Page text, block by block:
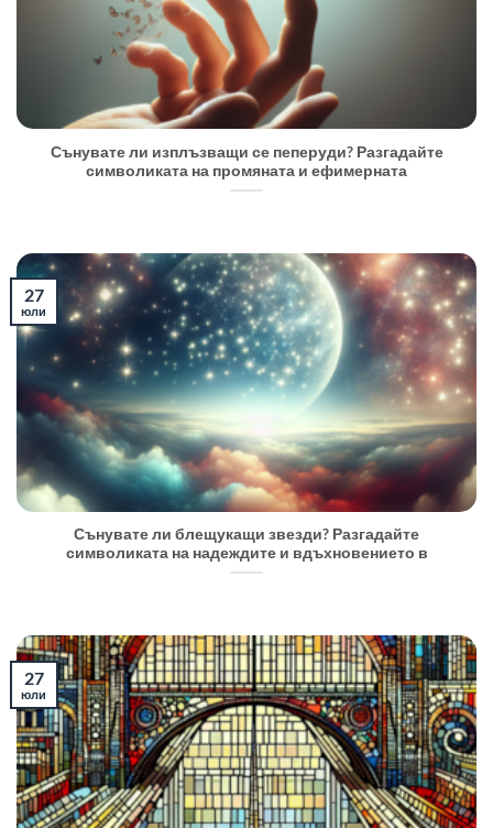
Сънувате ли изплъзващи се пеперуди? Разгадайте
символиката на промяната и ефимерната
Сънувате ли блещукащи звезди? Разгадайте
символиката на надеждите и вдъхновението в
27
юли
27
юли